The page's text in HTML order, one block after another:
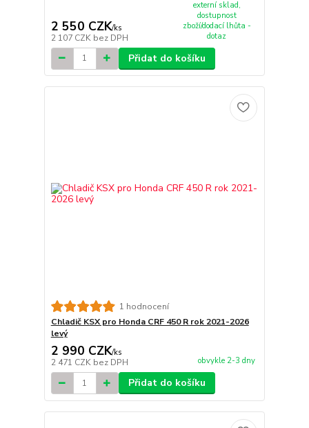
2 550 CZK/ks
2 107 CZK bez DPH
externí sklad,
dostupnost
zboží/dodací lhůta -
dotaz
Přidat do košíku
1 hodnocení
Chladič KSX pro Honda CRF 450 R rok 2021-2026
levý
2 990 CZK/ks
2 471 CZK bez DPH obvykle 2-3 dny
Přidat do košíku